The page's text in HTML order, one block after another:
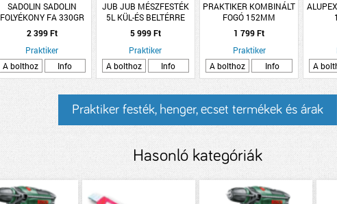
SADOLIN SADOLIN
FOLYÉKONY FA 330GR
BÜKK
2 399 Ft
Praktiker
A bolthoz
Info
JUB JUB MÉSZFESTÉK
5L KÜL-ÉS BELTÉRRE
5 999 Ft
Praktiker
A bolthoz
Info
PRAKTIKER KOMBINÁLT
FOGÓ 152MM
PRAKTIKER
1 799 Ft
Praktiker
A bolthoz
Info
A
Praktiker festék, henger, ecset termékek és árak
Hasonló kategóriák